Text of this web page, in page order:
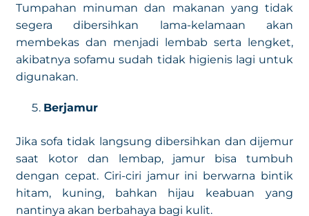
Tumpahan minuman dan makanan yang tidak
segera dibersihkan lama-kelamaan akan
membekas dan menjadi lembab serta lengket,
akibatnya sofamu sudah tidak higienis lagi untuk
digunakan.
Berjamur
Jika sofa tidak langsung dibersihkan dan dijemur
saat kotor dan lembap, jamur bisa tumbuh
dengan cepat. Ciri-ciri jamur ini berwarna bintik
hitam, kuning, bahkan hijau keabuan yang
nantinya akan berbahaya bagi kulit.